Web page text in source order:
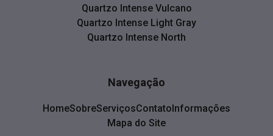
Quartzo Intense Vulcano
Quartzo Intense Light Gray
Quartzo Intense North
Navegação
HomeSobreServiçosContatoInformações
Mapa do Site